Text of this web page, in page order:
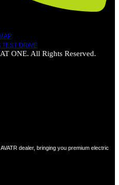
MAP
TEST DRIVE
ONE. All Rights Reserved.
dealer, bringing you premium electric